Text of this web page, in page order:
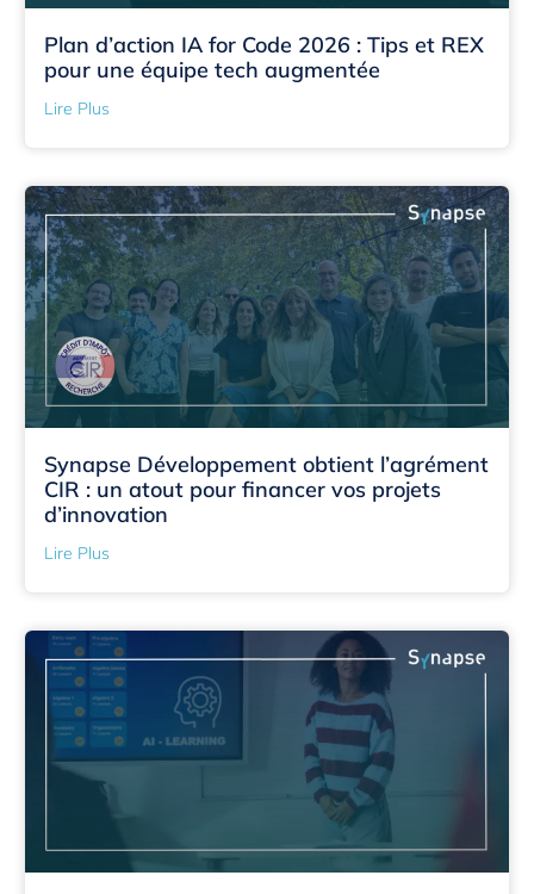
Plan d’action IA for Code 2026 : Tips et REX
pour une équipe tech augmentée
Lire Plus
Synapse Développement obtient l’agrément
CIR : un atout pour financer vos projets
d’innovation
Lire Plus